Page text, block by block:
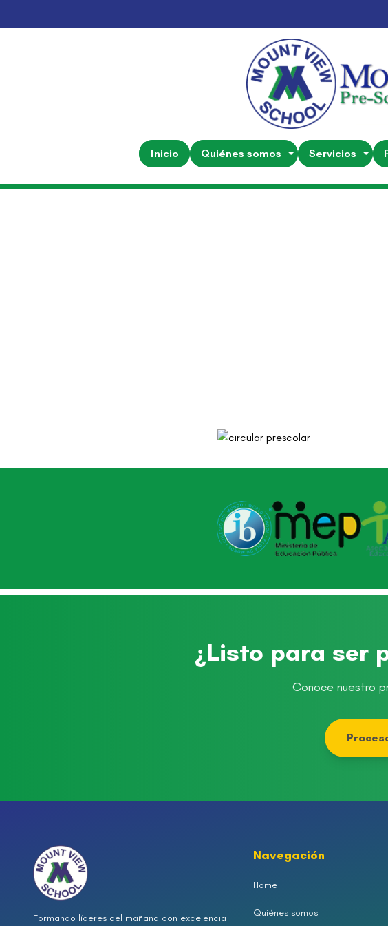
Inicio Quiénes somos Servicios
¿Listo para ser
Conoce nuestro
Formando líderes del mañana con excelencia
Navegación
Home
Quiénes somos